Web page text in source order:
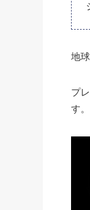
地
プ
す。